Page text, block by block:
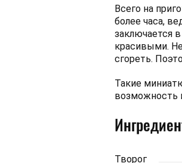
Всего на
более часа,
заключается
красивыми.
сгореть.
Такие
возможность
Творог